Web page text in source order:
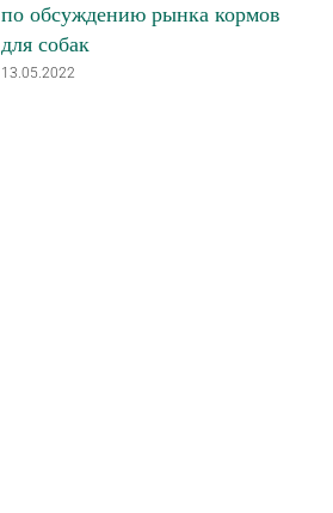
по обсуждению рынка кормов
для собак
13.05.2022